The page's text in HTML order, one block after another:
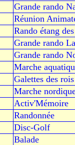
Grande rando
Réunion
Rando étang
Grande rando
Grande rando
Marche
Galettes des rois
Marche
Activ'Mémoire
Randonnée
Disc-Golf
Balade